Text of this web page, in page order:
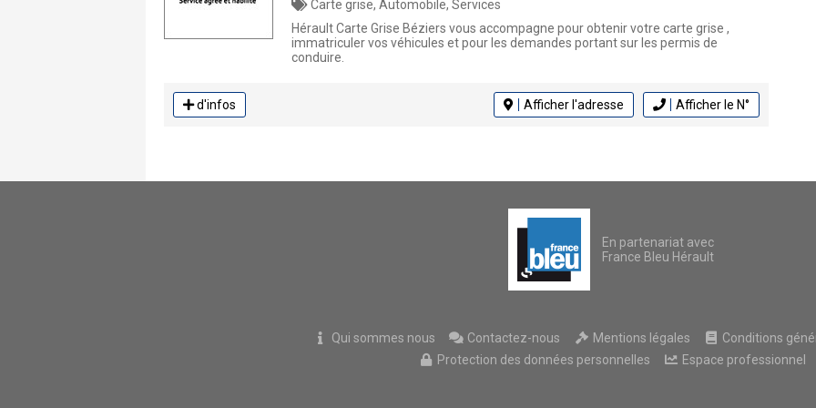
Carte grise, Automobile, Services
Hérault Carte Grise Béziers vous accompagne pour obtenir votre carte grise ,
immatriculer vos véhicules et pour les demandes portant sur les permis de
conduire.
d'infos Afficher l'adresse Afficher le N°
En partenariat avec
France Bleu Hérault
Qui sommes nous Contactez-nous Mentions légales
Conditions
Protection des données personnelles
Espace professionnel